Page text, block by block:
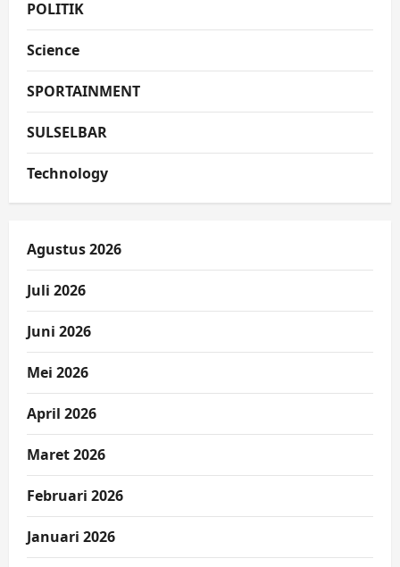
POLITIK
Science
SPORTAINMENT
SULSELBAR
Technology
Agustus 2026
Juli 2026
Juni 2026
Mei 2026
April 2026
Maret 2026
Februari 2026
Januari 2026